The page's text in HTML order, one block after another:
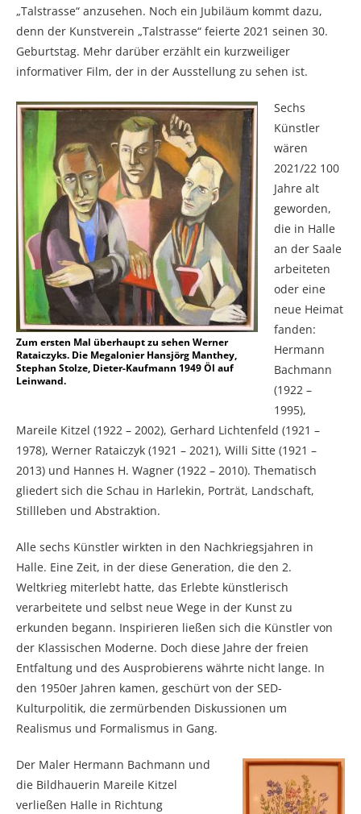
„Talstrasse“ anzusehen. Noch ein Jubiläum kommt dazu,
denn der Kunstverein „Talstrasse“ feierte 2021 seinen 30.
Geburtstag. Mehr darüber erzählt ein kurzweiliger
informativer Film, der in der Ausstellung zu sehen ist.
Zum ersten Mal überhaupt zu sehen Werner
Rataiczyks. Die Megalonier Hansjörg Manthey,
Stephan Stolze, Dieter-Kaufmann 1949 Öl auf
Leinwand.
Sechs
Künstler
wären
2021/22 100
Jahre alt
geworden,
die in Halle
an der Saale
arbeiteten
oder eine
neue Heimat
fanden:
Hermann
Bachmann
(1922 –
1995),
Mareile Kitzel (1922 – 2002), Gerhard Lichtenfeld (1921 –
1978), Werner Rataiczyk (1921 – 2021), Willi Sitte (1921 –
2013) und Hannes H. Wagner (1922 – 2010). Thematisch
gliedert sich die Schau in Harlekin, Porträt, Landschaft,
Stillleben und Abstraktion.
Alle sechs Künstler wirkten in den Nachkriegsjahren in
Halle. Eine Zeit, in der diese Generation, die den 2.
Weltkrieg miterlebt hatte, das Erlebte künstlerisch
verarbeitete und selbst neue Wege in der Kunst zu
erkunden begann. Inspirieren ließen sich die Künstler von
der Klassischen Moderne. Doch diese Jahre der freien
Entfaltung und des Ausprobierens währte nicht lange. In
den 1950er Jahren kamen, geschürt von der SED-
Kulturpolitik, die zermürbenden Diskussionen um
Realismus und Formalismus in Gang.
Der Maler Hermann Bachmann und
die Bildhauerin Mareile Kitzel
verließen Halle in Richtung